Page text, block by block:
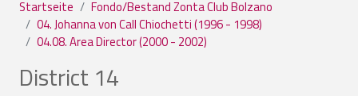
Startseite
Fondo/Bestand Zonta Club Bolzano
04. Johanna von Call Chiochetti (1996 - 1998)
04.08. Area Director (2000 - 2002)
District 14